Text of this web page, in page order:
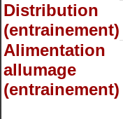
Distribution
(entrainement)
Alimentation
allumage
(entrainement)